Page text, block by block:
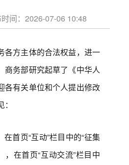
间：2026-07-06 10:48
方主体的合法权益，进一
商务部研究起草了《中华人
各有关单位和个人提出修改
首页“互动”栏目中的“征集
在首页“互动交流”栏目中